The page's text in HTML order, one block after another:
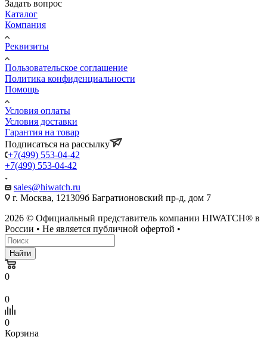
Задать вопрос
Каталог
Компания
Реквизиты
Пользовательское соглашение
Политика конфиденциальности
Помощь
Условия оплаты
Условия доставки
Гарантия на товар
Подписаться на рассылку
+7(499) 553-04-42
+7(499) 553-04-42
sales@hiwatch.ru
г. Москва, 121309б Багратионовский пр-д, дом 7
2026 © Официальный представитель компании HIWATCH® в
России • Не является публичной офертой •
Найти
0
0
0
Корзина